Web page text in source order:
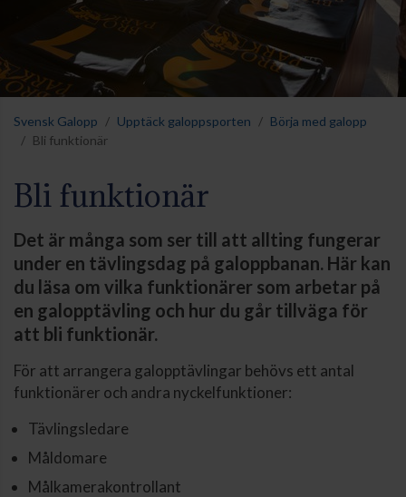
Svensk Galopp Upptäck galoppsporten
Börja med galopp
Bli funktionär
Bli funktionär
Det är många som ser till att allting fungerar
under en tävlingsdag på galoppbanan. Här kan
du läsa om vilka funktionärer som arbetar på
en galopptävling och hur du går tillväga för
att bli funktionär.
För att arrangera galopptävlingar behövs ett antal
funktionärer och andra nyckelfunktioner:
Tävlingsledare
Måldomare
Målkamerakontrollant